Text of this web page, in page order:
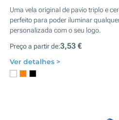
Uma vela original de pavio triplo e
perfeito para poder iluminar
personalizada com o seu logo.
Preço a partir de:3,53 €
Ver detalhes >